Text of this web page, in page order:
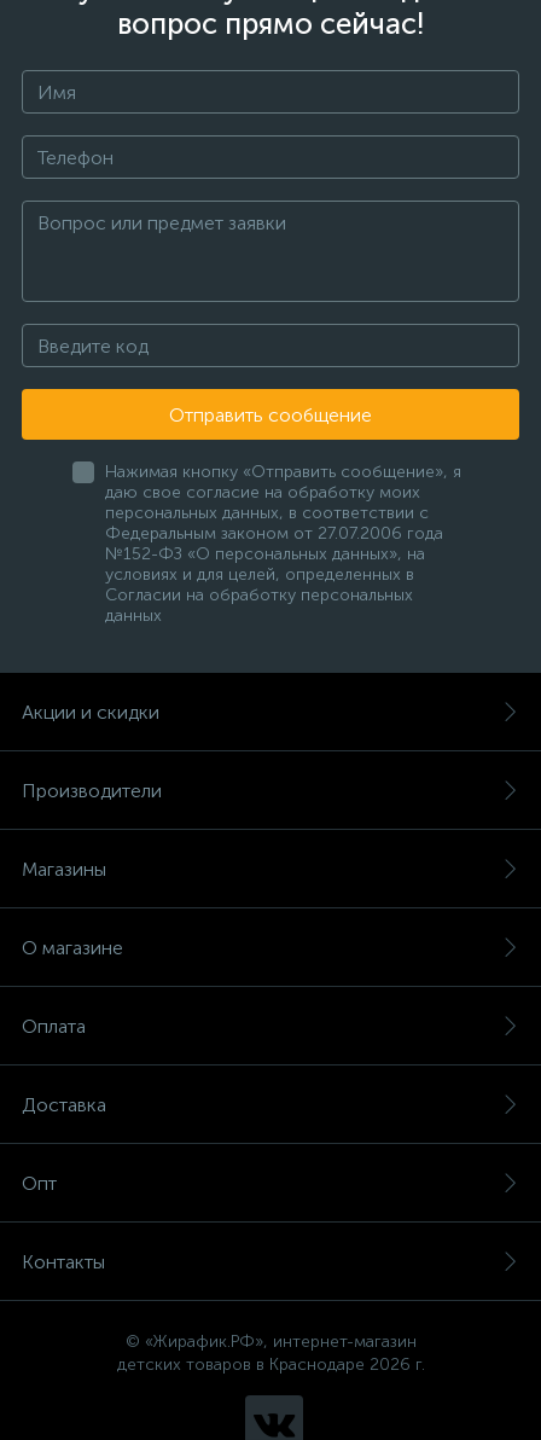
вопрос прямо сейчас!
Отправить сообщение
Нажимая кнопку «Отправить сообщение», я
даю свое согласие на обработку моих
персональных данных, в соответствии с
Федеральным законом от 27.07.2006 года
№152-ФЗ «О персональных данных», на
условиях и для целей, определенных в
Согласии на обработку персональных
данных
Акции и скидки
Производители
Магазины
О магазине
Оплата
Доставка
Опт
Контакты
© «Жирафик.РФ», интернет-магазин
детских товаров в Краснодаре 2026 г.